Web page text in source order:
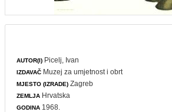
AUTOR(I) Picelj, Ivan
IZDAVAČ Muzej za umjetnost i obrt
MJESTO (IZRADE) Zagreb
ZEMLJA Hrvatska
GODINA 1968.